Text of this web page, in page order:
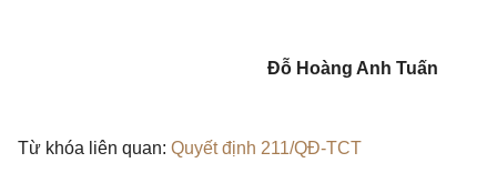
Đỗ Hoàng Anh Tuấn
Từ khóa liên quan: Quyết định 211/QĐ-TCT